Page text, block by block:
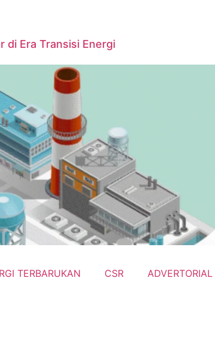
di Era Transisi Energi
TERBARUKAN CSR ADVERTORIAL